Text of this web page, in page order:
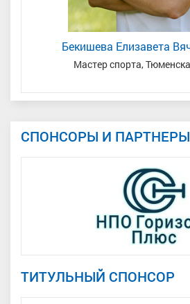
Бекишева Елизавета
Мастер спорта,
СПОНСОРЫ И ПАРТНЕРЫ
ТИТУЛЬНЫЙ СПОНСОР